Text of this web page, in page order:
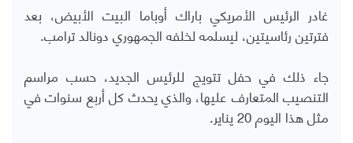
غادر الرئيس الأمريكي باراك أوباما البيت الأبيض، بعد
فترتين رئاسيتين، ليسلمه لخلفه الجمهوري دونالد ترامب.
جاء ذلك في حفل تتويج للرئيس الجديد، حسب مراسم
التنصيب المتعارف عليها، والذي يحدث كل أربع سنوات في
مثل هذا اليوم 20 يناير.